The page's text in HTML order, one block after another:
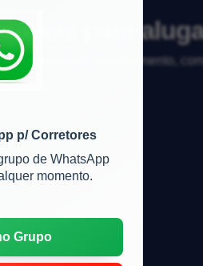
p/ Corretores
de WhatsApp
momento.
Grupo
para
imobiliário, financiamento,